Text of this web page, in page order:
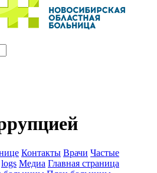
Контакты Врачи Частые
logs Медиа Главная страница